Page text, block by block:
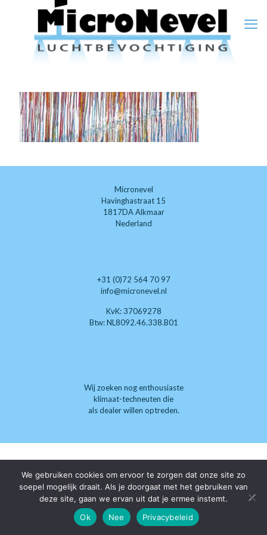
Micronevel
Havinghastraat 15
1817DA Alkmaar
Nederland
+31 (0)72 564 70 97
info@micronevel.nl
KvK: 37069278
Btw: NL8092.46.338.B01
Wij zoeken nog enthousiaste
klimaat-techneuten die
als dealer willen optreden.
We gebruiken cookies om ervoor te zorgen dat onze site zo
soepel mogelijk draait. Als je doorgaat met het gebruiken van
deze site, gaan we ervan uit dat je ermee instemt.
Ok
Nee Privacybeleid